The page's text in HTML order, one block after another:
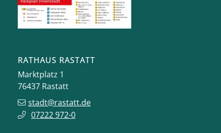
RATHAUS RASTATT
Marktplatz 1
76437 Rastatt
stadt@rastatt.de
07222 972-0